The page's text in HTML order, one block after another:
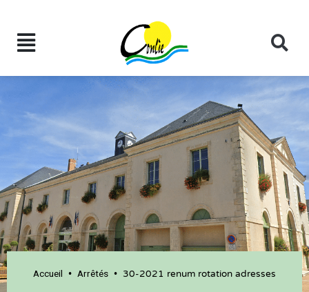
Accueil • Arrêtés • 30-2021 renum rotation adresses